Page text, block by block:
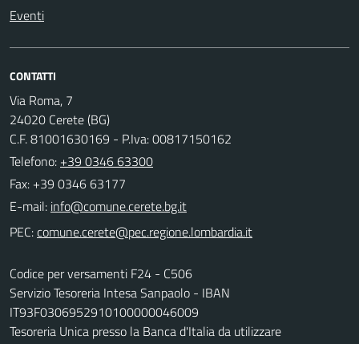
Eventi
CONTATTI
Via Roma, 7
24020 Cerete (BG)
C.F. 81001630169 - P.Iva: 00817150162
Telefono: +39 0346 63300
Fax: +39 0346 63177
E-mail:
PEC:
Codice per versamenti F24 - C506
Servizio Tesoreria Intesa Sanpaolo - IBAN
IT93F0306952910100000046009
Tesoreria Unica presso la Banca d'Italia da utilizzare